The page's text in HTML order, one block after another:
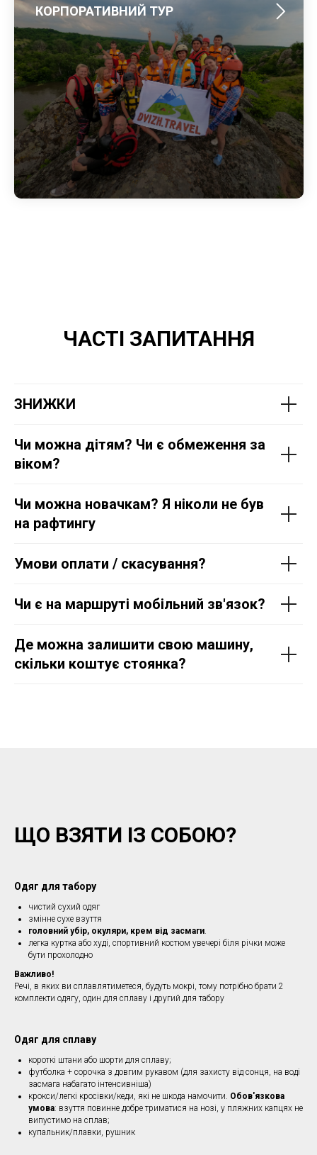
КОРПОРАТИВНИЙ ТУР
ЧАСТІ ЗАПИТАННЯ
ЗНИЖКИ
Чи можна дітям? Чи є обмеження за
віком?
Чи можна новачкам? Я ніколи не був
на рафтингу
Умови оплати / скасування?
Чи є на маршруті мобільний зв'язок?
Де можна залишити свою машину,
скільки коштує стоянка?
ЩО ВЗЯТИ ІЗ СОБОЮ?
Одяг для табору
чистий сухий одяг
змінне сухе взуття
головний убір, окуляри, крем від засмаги.
легка куртка або худі, спортивний костюм увечері біля річки може
бути прохолодно
Важливо!
Речі, в яких ви сплавлятиметеся, будуть мокрі, тому потрібно брати 2
комплекти одягу, один для сплаву і другий для табору
Одяг для сплаву
короткі штани або шорти для сплаву;
футболка + сорочка з довгим рукавом (для захисту від сонця, на воді
засмага набагато інтенсивніша)
крокси/легкі кросівки/кеди, які не шкода намочити. Обов'язкова
умова: взуття повинне добре триматися на нозі, у пляжних капцях не
випустимо на сплав;
купальник/плавки, рушник